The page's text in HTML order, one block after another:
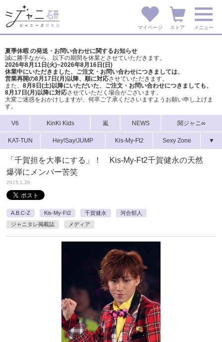
マイページ ストア メニュー
夏季休暇 の発送・お問い合わせに関するお知らせ
誠に勝手ながら、以下の期間を休業とさせていただきます。
2026年8月11日(火)~2026年8月16日(日)
休業中にいただきました、ご注文・お問い合わせにつきましては、
営業再開の8月17日(月)以降、順に対応させていただきます。
また、 8月8日(土)以降にいただいた、ご注文・ お問い合わせにつきましても、
8月17日(月)以降に対応させていただく場合がございます。
大変ご迷惑をおかけしますが、 何卒ご了承くださいますようお願い申し上げま
す。
V6 KinKi Kids 嵐 NEWS 関ジャニ∞
KAT-TUN Hey!Say!JUMP Kis-My-Ft2 Sexy Zone ▼
「千賀担を大事にする」！ Kis-My-Ft2千賀健永の天然
爆弾にメンバー苦笑
2015.1.20
A.B.C-Z Kis-My-Ft2 千賀健永
河合郁人
ジャニタレ掲載誌
メディア